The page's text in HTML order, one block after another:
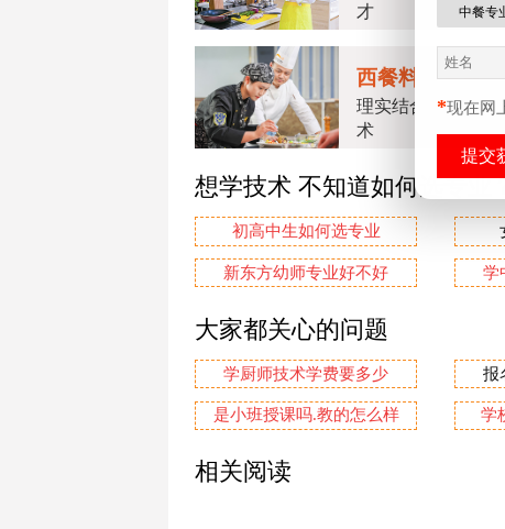
才
西餐料理专业
理实结合掌握精湛
术
想学技术 不知道如何选专业
初高中生如何选专业
新东方幼师专业好不好 学
大家都关心的问题
学厨师技术学费要多少 报
是小班授课吗.教的怎么样 学
相关阅读
中餐专
*现在网